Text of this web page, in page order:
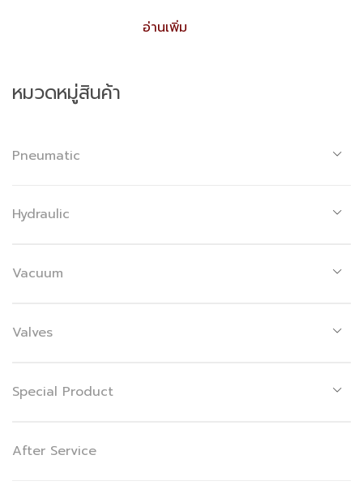
อ่านเพิ่ม
หมวดหมู่สินค้า
Pneumatic
Hydraulic
Vacuum
Valves
Special Product
After Service